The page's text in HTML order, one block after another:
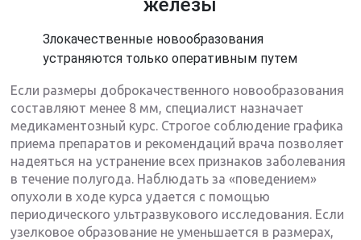
Злокачественные новообразования
устраняются только оперативным путем
Если размеры доброкачественного новообразования
составляют менее 8 мм, специалист назначает
медикаментозный курс. Строгое соблюдение графика
приема препаратов и рекомендаций врача позволяет
надеяться на устранение всех признаков заболевания
в течение полугода. Наблюдать за «поведением»
опухоли в ходе курса удается с помощью
периодического ультразвукового исследования. Если
узелковое образование не уменьшается в размерах,